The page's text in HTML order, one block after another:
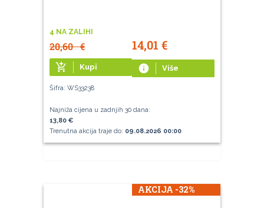
4 NA ZALIHI
20,60€ 14,01 €
add_shopping_cart Kupi info Više
Šifra: WS33238
Najniža cijena u zadnjih 30 dana:
13,80 €
Trenutna akcija traje do: 09.08.2026 00:00
AKCIJA -32%